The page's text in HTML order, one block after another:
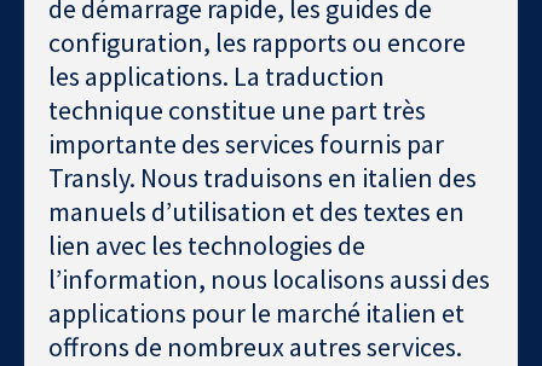
de démarrage rapide, les guides de
configuration, les rapports ou encore
les applications. La traduction
technique constitue une part très
importante des services fournis par
Transly. Nous traduisons en italien des
manuels d’utilisation et des textes en
lien avec les technologies de
l’information, nous localisons aussi des
applications pour le marché italien et
offrons de nombreux autres services.